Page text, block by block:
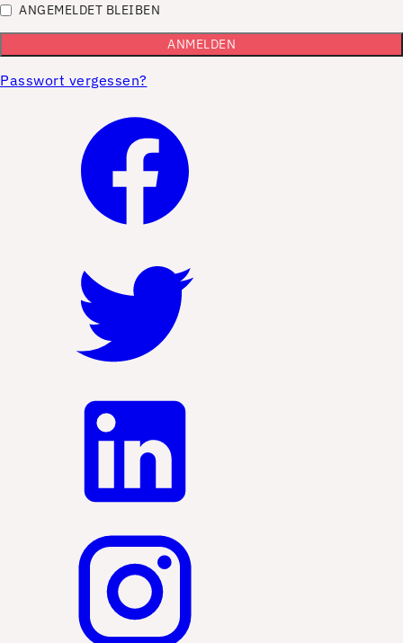
ANGEMELDET BLEIBEN
Passwort vergessen?